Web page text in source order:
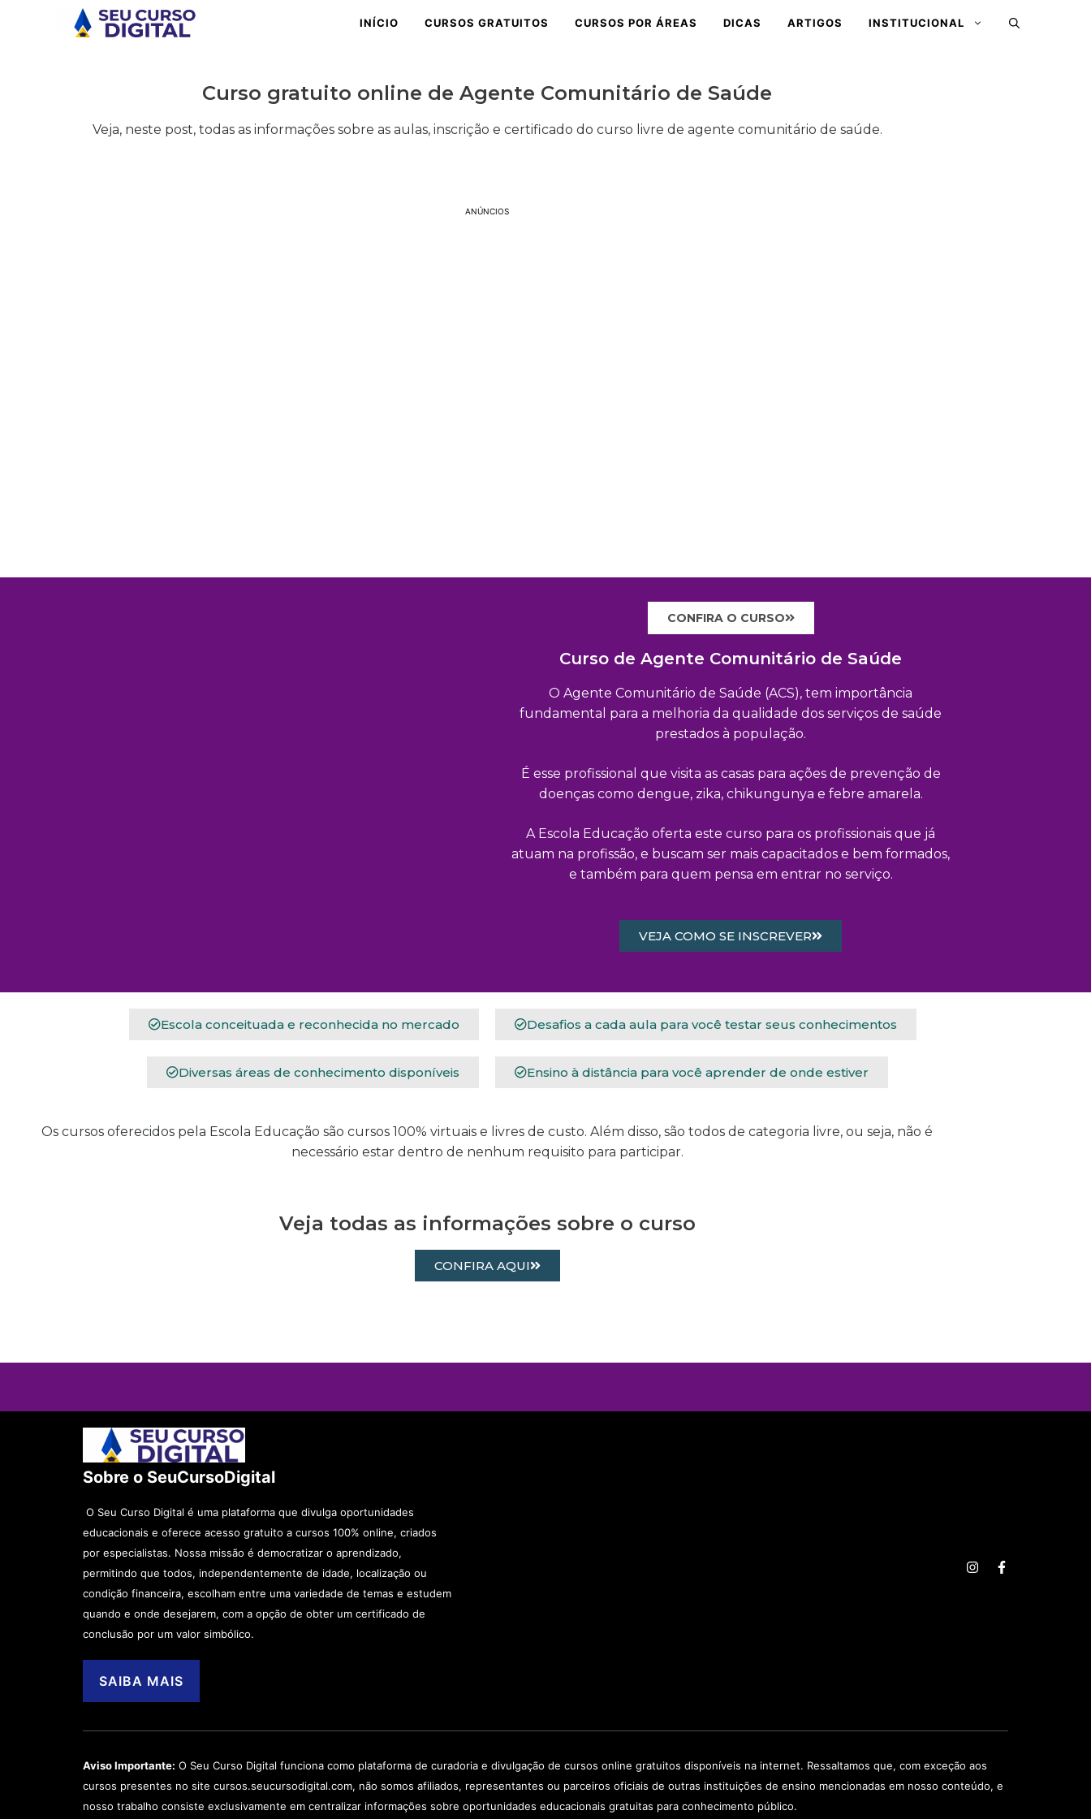
INÍCIO CURSOS GRATUITOS CURSOS POR ÁREAS DICAS ARTIGOS INSTITUCIONAL
Curso gratuito online de Agente Comunitário de Saúde
Veja, neste post, todas as informações sobre as aulas, inscrição e certificado do curso livre de agente comunitário de saúde.
ANÚNCIOS
CONFIRA O CURSO
Curso de Agente Comunitário de Saúde
O Agente Comunitário de Saúde (ACS), tem importância
fundamental para a melhoria da qualidade dos serviços de saúde
prestados à população.
É esse profissional que visita as casas para ações de prevenção de
doenças como dengue, zika, chikungunya e febre amarela.
A Escola Educação oferta este curso para os profissionais que já
atuam na profissão, e buscam ser mais capacitados e bem formados,
e também para quem pensa em entrar no serviço.
VEJA COMO SE INSCREVER
Escola conceituada e reconhecida no mercado Desafios a cada aula para você testar seus conhecimentos
Diversas áreas de conhecimento disponíveis Ensino à distância para você aprender de onde estiver
Os cursos oferecidos pela Escola Educação são cursos 100% virtuais e livres de custo. Além disso, são todos de categoria livre, ou seja, não é
necessário estar dentro de nenhum requisito para participar.
Veja todas as informações sobre o curso
CONFIRA AQUI
Sobre o SeuCursoDigital
O Seu Curso Digital é uma plataforma que divulga oportunidades
educacionais e oferece acesso gratuito a cursos 100% online, criados
por especialistas. Nossa missão é democratizar o aprendizado,
permitindo que todos, independentemente de idade, localização ou
condição financeira, escolham entre uma variedade de temas e estudem
quando e onde desejarem, com a opção de obter um certificado de
conclusão por um valor simbólico.
SAIBA MAIS
Aviso Importante: O Seu Curso Digital funciona como plataforma de curadoria e divulgação de cursos online gratuitos disponíveis na internet. Ressaltamos que, com exceção aos
cursos presentes no site cursos.seucursodigital.com, não somos afiliados, representantes ou parceiros oficiais de outras instituições de ensino mencionadas em nosso conteúdo, e
nosso trabalho consiste exclusivamente em centralizar informações sobre oportunidades educacionais gratuitas para conhecimento público.